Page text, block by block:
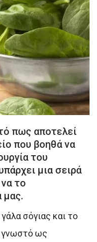
πως αποτελεί
που βοηθά να
του
μια σειρά
το
μας.
σόγιας και το
γνωστό ως